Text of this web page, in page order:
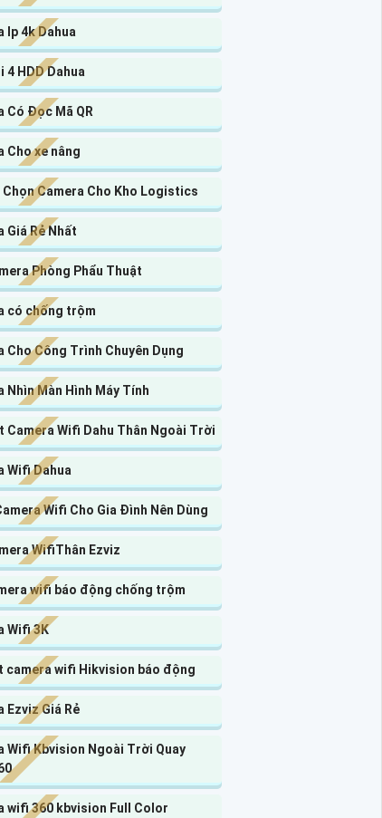
Ip 4k Dahua
4 HDD Dahua
Có Đọc Mã QR
Cho xe nâng
Chọn Camera Cho Kho Logistics
Giá Rẻ Nhất
Phòng Phẩu Thuật
có chống trộm
Cho Công Trình Chuyên Dụng
Nhìn Màn Hình Máy Tính
Camera Wifi Dahu Thân Ngoài Trời
Wifi Dahua
Wifi Cho Gia Đình Nên Dùng
WifiThân Ezviz
wifi báo động chống trộm
Wifi 3K
camera wifi Hikvision báo động
Ezviz Giá Rẻ
Wifi Kbvision Ngoài Trời Quay
wifi 360 kbvision Full Color